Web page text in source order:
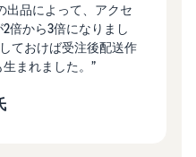
出品によって、アクセ
倍から3倍になりまし
ておけば受注後配送作
まれました。”